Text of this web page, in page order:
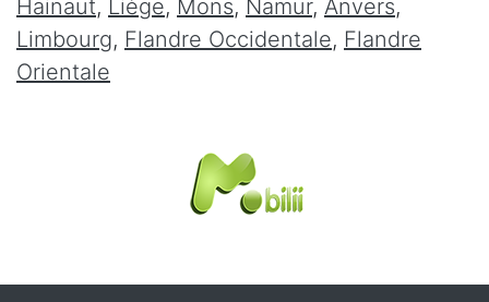
Hainaut, Liège, Mons, Namur, Anvers,
Limbourg, Flandre Occidentale, Flandre
Orientale